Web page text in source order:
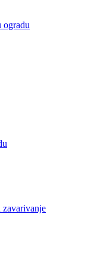
ogradu
zavarivanje